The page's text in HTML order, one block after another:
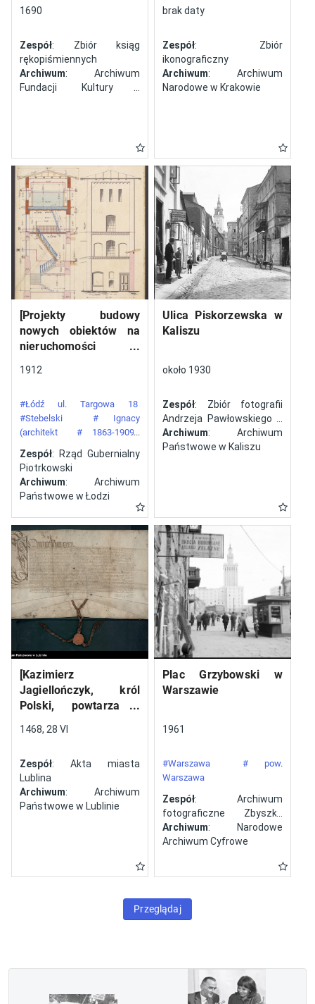
1690
Zespół: Zbiór ksiąg
rękopiśmiennych
Archiwum: Archiwum
Fundacji Kultury i
brak daty
Zespół: Zbiór
ikonograficzny
Archiwum: Archiwum
Narodowe w Krakowie
[Projekty budowy
nowych obiektów na
nieruchomości
numerem 34 przy ulicy
Łodzi]
1912
#Łódź ul. Targowa 18
#Stebelski
# Ignacy
(architekt
# 1863-1909)
Zespół: Rząd Gubernialny
Piotrkowski
Archiwum: Archiwum
Państwowe w Łodzi
Ulica Piskorzewska w
Kaliszu
około 1930
Zespół: Zbiór fotografii
Andrzeja Pawłowskiego z
Kalisza
Archiwum: Archiwum
Państwowe w Kaliszu
[Kazimierz
Jagiellończyk, król
Polski, powtarza i
wystawiony w Lublinie,
Jana ze Szczekocin,
starostę
1468, 28 VI
Zespół: Akta miasta
Lublina
Archiwum: Archiwum
Państwowe w Lublinie
Plac Grzybowski w
Warszawie
1961
#Warszawa
# pow.
Warszawa
Zespół: Archiwum
fotograficzne Zbyszka
Siemaszki
Archiwum: Narodowe
Archiwum Cyfrowe
Przeglądaj